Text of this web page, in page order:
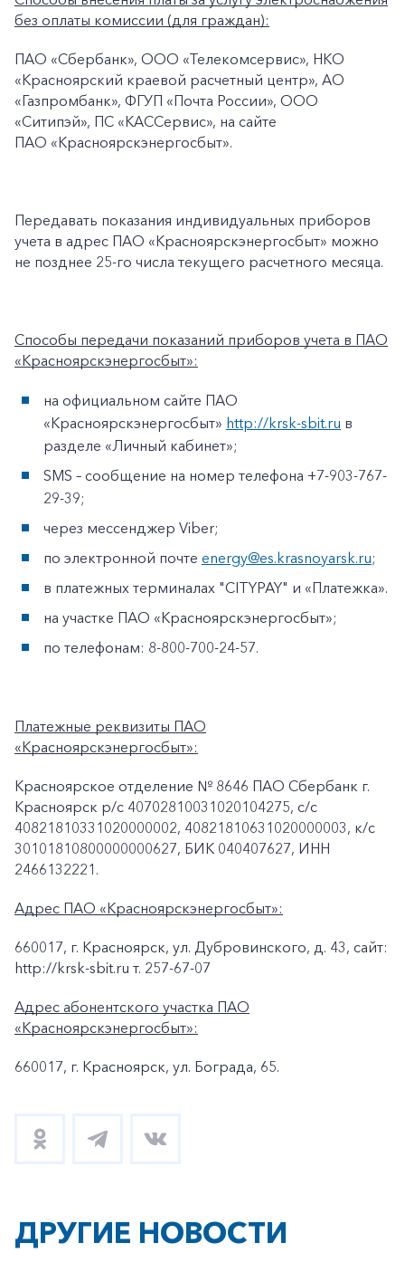
Заказать обратный звонок
Частным клиентам
Корпоративным клиентам
без оплаты комиссии (для граждан):
ПАО «Сбербанк», ООО «Телекомсервис», НКО
«Красноярский краевой расчетный центр», АО
«Газпромбанк», ФГУП «Почта России», ООО
«Ситипэй», ПС «КАССервис», на сайте
ПАО «Красноярскэнергосбыт».
Передавать показания индивидуальных приборов
учета в адрес ПАО «Красноярскэнергосбыт» можно
не позднее 25-го числа текущего расчетного месяца.
Способы передачи показаний приборов учета в ПАО
«Красноярскэнергосбыт»:
на официальном сайте ПАО
«Красноярскэнергосбыт» http://krsk-sbit.ru в
разделе «Личный кабинет»;
SMS – сообщение на номер телефона +7-903-767-
29-39;
через мессенджер Viber;
по электронной почте energy@es.krasnoyarsk.ru;
в платежных терминалах "CITYPAY" и «Платежка».
на участке ПАО «Красноярскэнергосбыт»;
по телефонам: 8-800-700-24-57.
Платежные реквизиты ПАО
«Красноярскэнергосбыт»:
Красноярское отделение № 8646 ПАО Сбербанк г.
Красноярск p/c 40702810031020104275, с/с
40821810331020000002, 40821810631020000003, к/c
30101810800000000627, БИК 040407627, ИНН
2466132221.
Адрес ПАО «Красноярскэнергосбыт»:
660017, г. Красноярск, ул. Дубровинского, д. 43, сайт:
http://krsk-sbit.ru т. 257-67-07
Адрес абонентского участка ПАО
«Красноярскэнергосбыт»:
660017, г. Красноярск, ул. Бограда, 65.
ДРУГИЕ НОВОСТИ